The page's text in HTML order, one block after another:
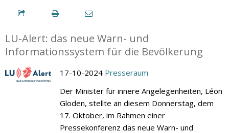
LU-Alert: das neue Warn- und
Informationssystem für die Bevölkerung
17-10-2024 Presseraum
Der Minister für innere Angelegenheiten, Léon
Gloden, stellte an diesem Donnerstag, dem
17. Oktober, im Rahmen einer
Pressekonferenz das neue Warn- und